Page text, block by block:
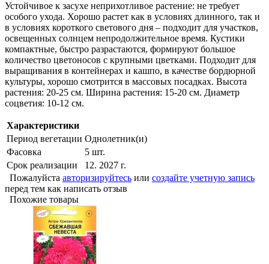
Устойчивое к засухе неприхотливое растение: не требует
особого ухода. Хорошо растет как в условиях длинного, так и
в условиях короткого светового дня – подходит для участков,
освещенных солнцем непродолжительное время. Кустики
компактные, быстро разрастаются, формируют большое
количество цветоносов с крупными цветками. Подходит для
выращивания в контейнерах и кашпо, в качестве бордюрной
культуры, хорошо смотрится в массовых посадках. Высота
растения: 20-25 см. Ширина растения: 15-20 см. Диаметр
соцветия: 10-12 см.
Характеристики
Период вегетации Однолетник(и)
Фасовка
5 шт.
Срок реализации
12. 2027 г.
Пожалуйста авторизируйтесь или создайте учетную запись
перед тем как написать отзыв
Похожие товары